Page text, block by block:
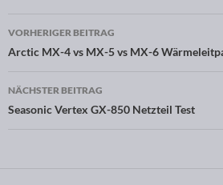
Beitragsnavigation
VORHERIGER BEITRAG
Arctic MX-4 vs MX-5 vs MX-6
NÄCHSTER BEITRAG
Seasonic Vertex GX-850 Netzteil Test